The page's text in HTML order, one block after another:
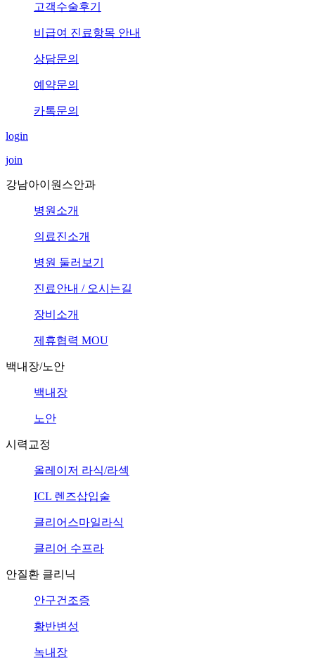
고객수술후기
비급여 진료항목 안내
상담문의
예약문의
카톡문의
login
join
강남아이원스안과
병원소개
의료진소개
병원 둘러보기
진료안내 / 오시는길
장비소개
제휴협력 MOU
백내장/노안
백내장
노안
시력교정
올레이저 라식/라섹
ICL 렌즈삽입술
클리어스마일라식
클리어 수프라
안질환 클리닉
안구건조증
황반변성
녹내장